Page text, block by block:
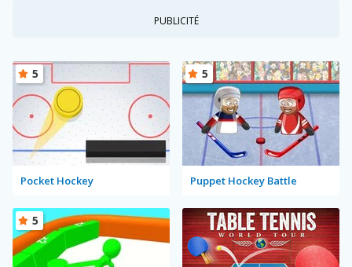
PUBLICITÉ
Pocket Hockey
5
Puppet Hockey Battle
5
5